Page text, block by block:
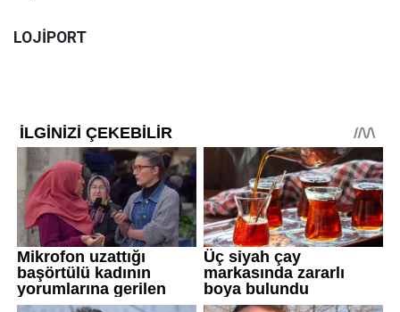
LOJİPORT